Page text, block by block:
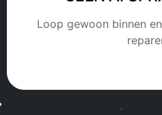
Loop gewoon binnen